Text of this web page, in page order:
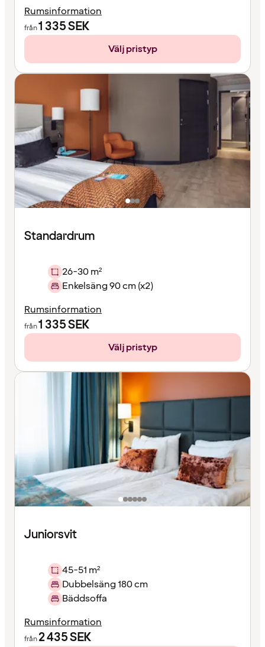
Rumsinformation
från1 335SEK
Välj pristyp
Standardrum
26-30 m²
Enkelsäng 90 cm (x2)
Rumsinformation
från1 335SEK
Välj pristyp
Juniorsvit
45-51 m²
Dubbelsäng 180 cm
Bäddsoffa
Rumsinformation
från2 435SEK